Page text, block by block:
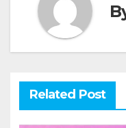
Related Post